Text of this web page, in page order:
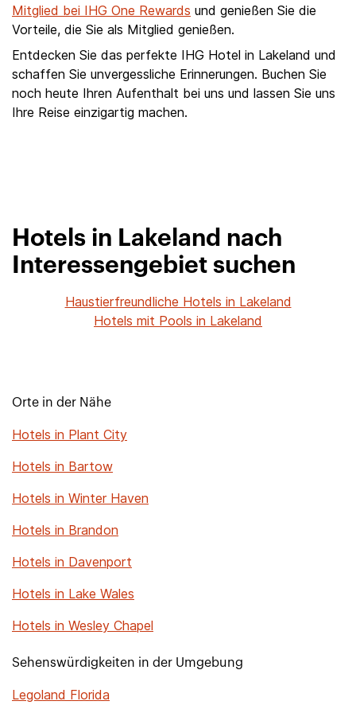
Mitglied bei IHG One Rewards und genießen Sie die
Vorteile, die Sie als Mitglied genießen.
Entdecken Sie das perfekte IHG Hotel in Lakeland und
schaffen Sie unvergessliche Erinnerungen. Buchen Sie
noch heute Ihren Aufenthalt bei uns und lassen Sie uns
Ihre Reise einzigartig machen.
Hotels in Lakeland nach
Interessengebiet suchen
Haustierfreundliche Hotels in Lakeland
Hotels mit Pools in Lakeland
Orte in der Nähe
Hotels in Plant City
Hotels in Bartow
Hotels in Winter Haven
Hotels in Brandon
Hotels in Davenport
Hotels in Lake Wales
Hotels in Wesley Chapel
Sehenswürdigkeiten in der Umgebung
Legoland Florida